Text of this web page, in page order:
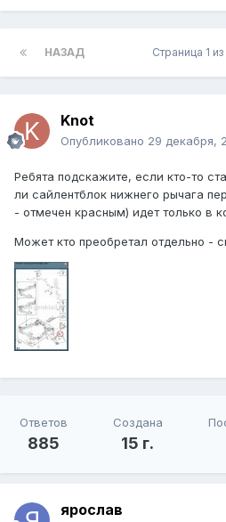
НАЗАД Страница 1
Knot
Опубликовано 29 декабря,
Ребята подскажите, если кто-то
ли сайлентблок нижнего рычага
- отмечен красным) идет только в
Может кто преобретал отдельно -
Ответов
885
Создана
15 г.
ярослав